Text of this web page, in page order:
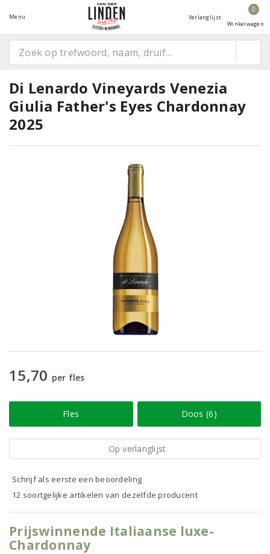
Menu Verlanglijst
0
Winkelwagen
Di Lenardo Vineyards Venezia
Giulia Father's Eyes Chardonnay
2025
15,70 per fles
Fles Doos (6)
Op verlanglijst
Schrijf als eerste een beoordeling
12 soortgelijke artikelen van dezelfde producent
Prijswinnende Italiaanse luxe-
Chardonnay